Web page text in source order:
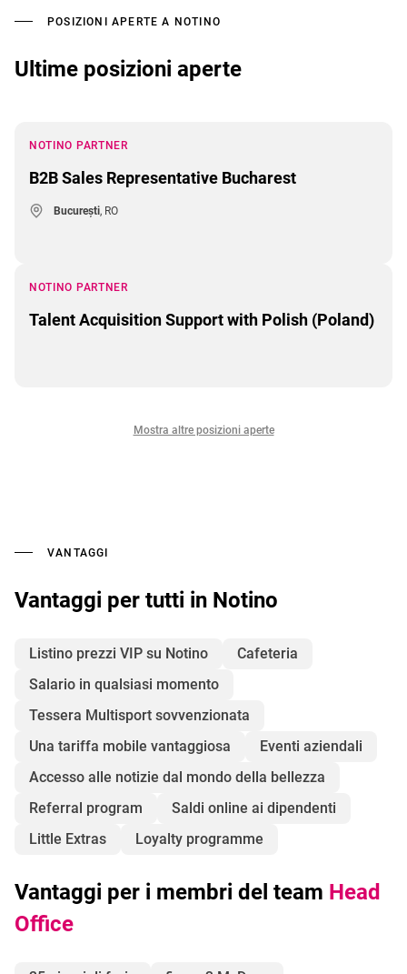
POSIZIONI APERTE A NOTINO
Ultime posizioni aperte
NOTINO PARTNER
B2B Sales Representative Bucharest
București, RO
NOTINO PARTNER
Talent Acquisition Support with Polish (Poland)
Mostra altre posizioni aperte
VANTAGGI
Vantaggi per tutti in Notino
Listino prezzi VIP su Notino
Cafeteria
Salario in qualsiasi momento
Tessera Multisport sovvenzionata
Una tariffa mobile vantaggiosa
Eventi aziendali
Accesso alle notizie dal mondo della bellezza
Referral program
Saldi online ai dipendenti
Little Extras
Loyalty programme
Vantaggi per i membri del team Head
Office